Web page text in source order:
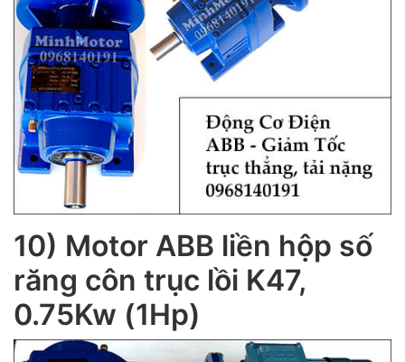
10) Motor ABB liền hộp số
răng côn trục lồi K47,
0.75Kw (1Hp)